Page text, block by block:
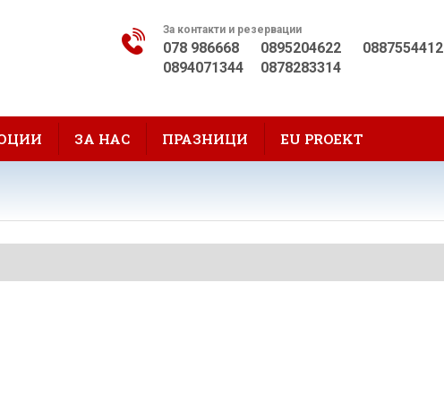
За контакти и резервации
078 986668 0895204622
0887554412
0894071344
0878283314
ЗА НАС ПРАЗНИЦИ EU PROEKT